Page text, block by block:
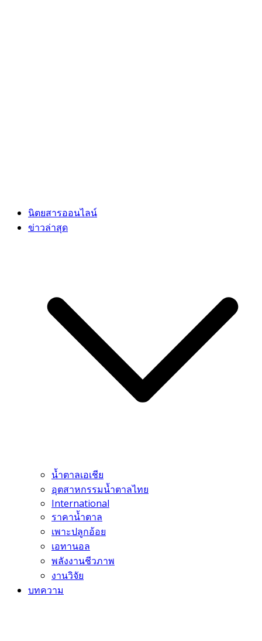
นิตยสารออนไลน์
ข่าวล่าสุด
น้ำตาลเอเชีย
อุตสาหกรรมน้ำตาลไทย
International
ราคาน้ำตาล
เพาะปลูกอ้อย
เอทานอล
พลังงานชีวภาพ
งานวิจัย
บทความ